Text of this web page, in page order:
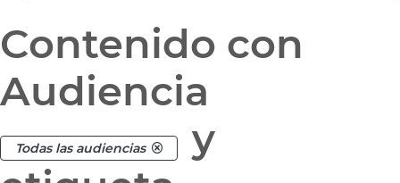
Contenido con
Audiencia
Todas las audiencias
y